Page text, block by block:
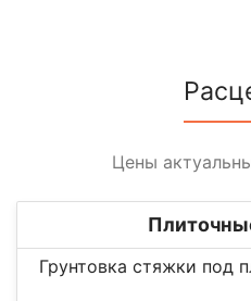
Цены
Грунтовка стяжки под